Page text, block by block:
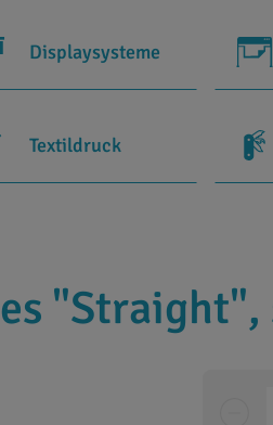
Displaysysteme
Textildruck